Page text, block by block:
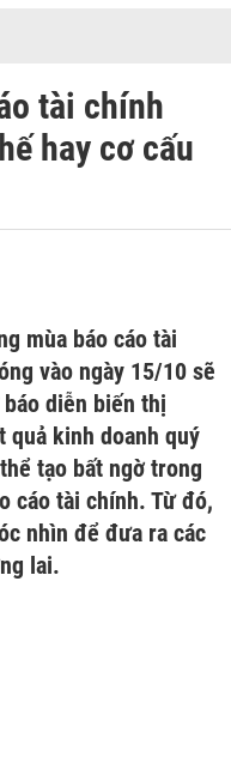
tài chính
hay cơ cấu
mùa báo cáo tài
vào ngày 15/10 sẽ
diễn biến thị
quả kinh doanh quý
tạo bất ngờ trong
cáo tài chính. Từ đó,
nhìn để đưa ra các
lai.